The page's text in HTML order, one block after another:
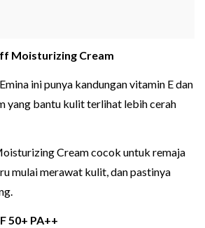
Moisturizing Cream
ini punya kandungan vitamin E dan
yang bantu kulit terlihat lebih cerah
Cream cocok untuk remaja
mulai merawat kulit, dan pastinya
50+ PA++